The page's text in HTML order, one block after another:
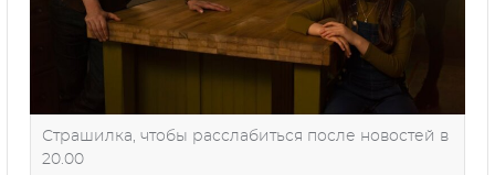
Страшилка, чтобы расслабиться после новостей в
20.00